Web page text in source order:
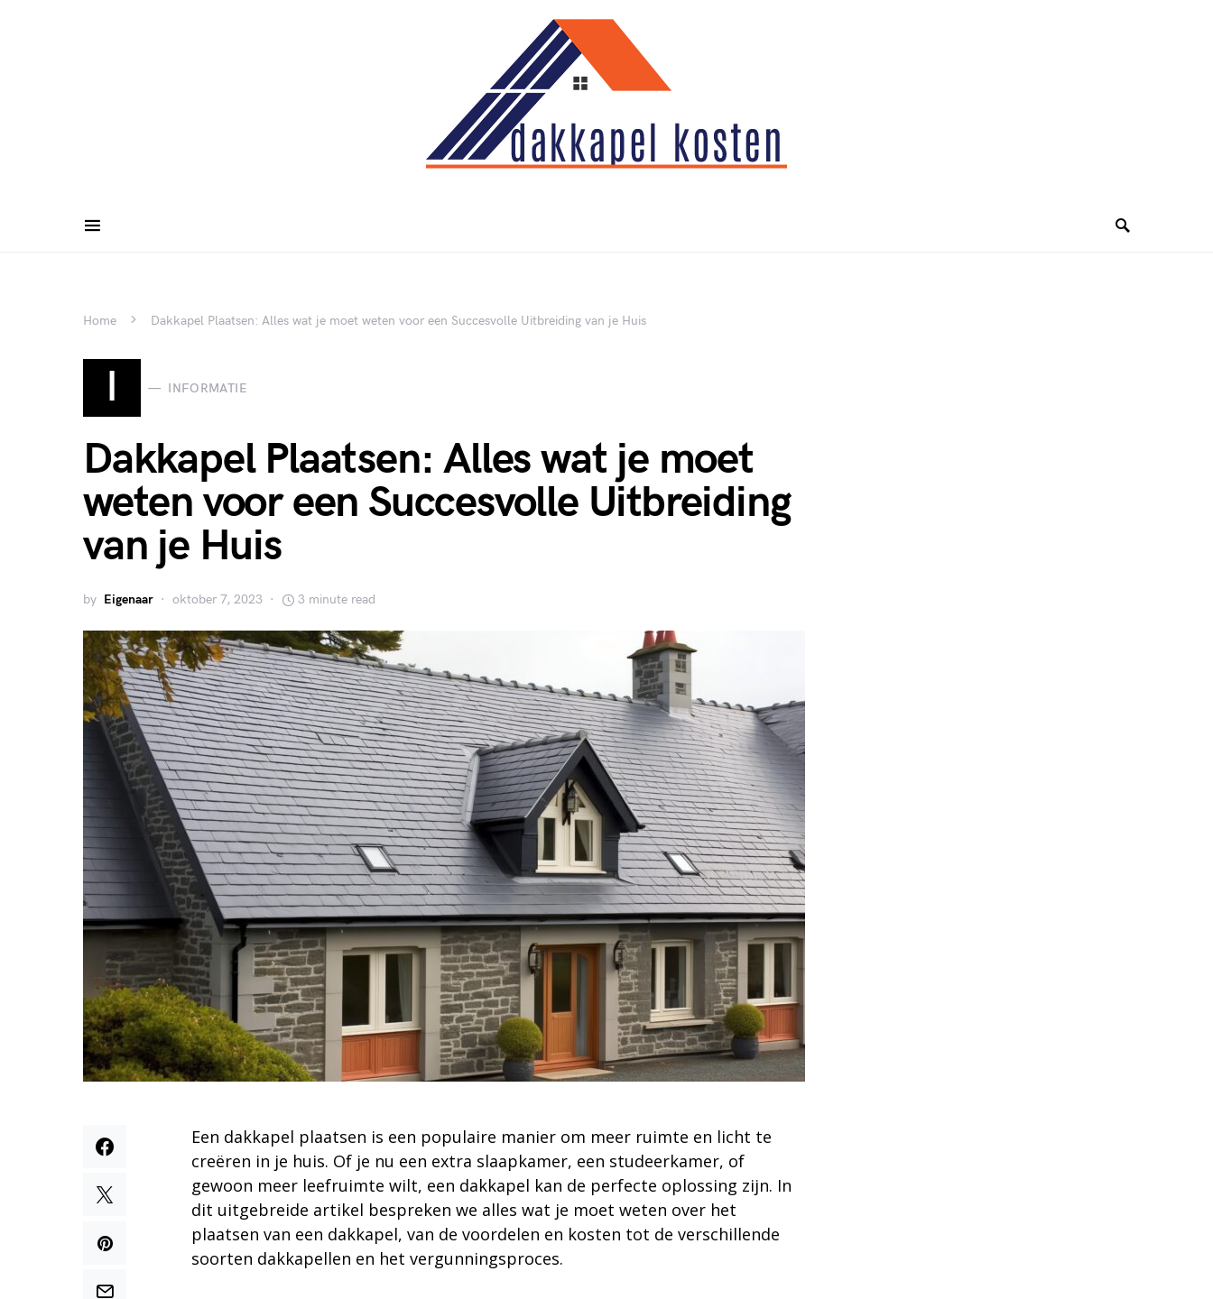
Home Dakkapel Plaatsen: Alles wat je moet weten voor een Succesvolle Uitbreiding van je Huis
I INFORMATIE
Dakkapel Plaatsen: Alles wat je moet
weten voor een Succesvolle Uitbreiding
van je Huis
by Eigenaar oktober 7, 2023 3 minute read
Een dakkapel plaatsen is een populaire manier om meer ruimte en licht te
creëren in je huis. Of je nu een extra slaapkamer, een studeerkamer, of
gewoon meer leefruimte wilt, een dakkapel kan de perfecte oplossing zijn. In
dit uitgebreide artikel bespreken we alles wat je moet weten over het
plaatsen van een dakkapel, van de voordelen en kosten tot de verschillende
soorten dakkapellen en het vergunningsproces.